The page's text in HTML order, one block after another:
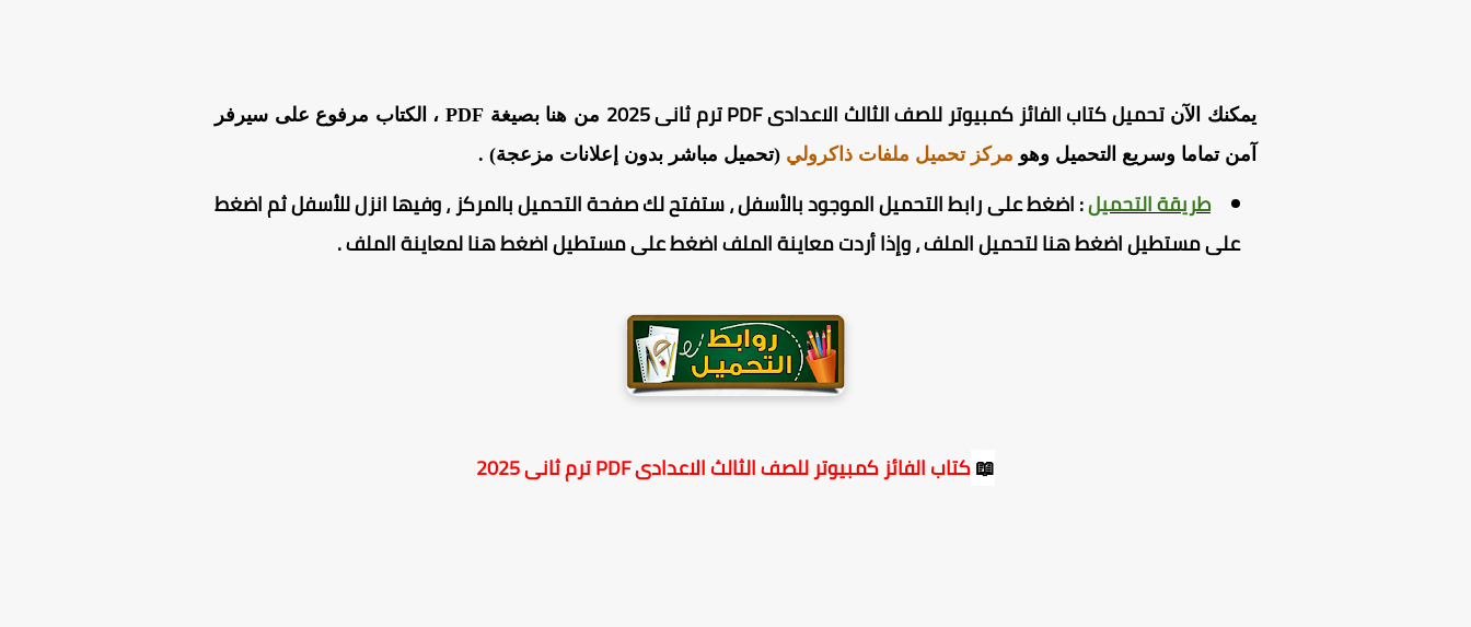
يمكنك الآنتحميل كتاب الفائز كمبيوتر للصف الثالث الاعدادى PDF ترم ثانى 2025
من هنا بصيغة PDF ، الكتاب مرفوع على سيرفر
آمن تماما وسريع التحميل وهو مركز تحميل ملفات ذاكرولي (تحميل مباشر بدون إعلانات مزعجة) .
طريقة التحميل:اضغط على رابط التحميل الموجود بالأسفل ، ستفتح لك صفحة التحميل بالمركز ، وفيها انزل للأسفل ثم اضغط
على مستطيل اضغط هنا لتحميل الملف ، وإذا أردت معاينة الملف اضغط على مستطيل اضغط هنا لمعاينة الملف .
📖كتاب الفائز كمبيوتر للصف الثالث الاعدادى PDF ترم ثانى 2025